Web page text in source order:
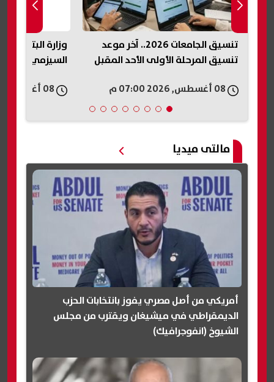
تنسيق الجامعات 2026.. آخر موعد
تنسيق المرحلة الأولى الأحد المقبل
وزارة البترول
السيزمي في
مالتى ميديا
أمريكي من أصل مصري يفوز بانتخابات الحزب
الديمقراطي في ميشيغان ويقترب من مجلس
الشيوخ (انفوجرافيك)